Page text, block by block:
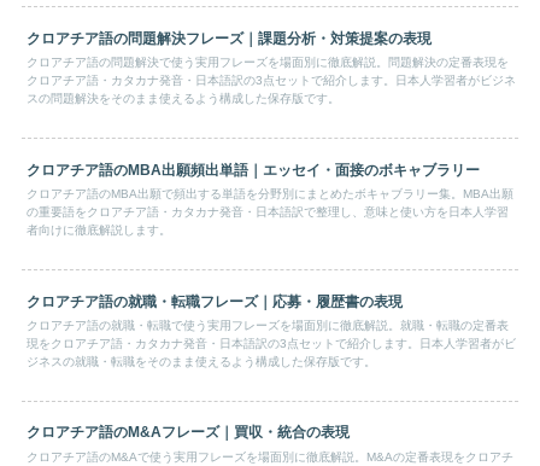
クロアチア語の問題解決フレーズ｜課題分析・対策提案の表現
クロアチア語の問題解決で使う実用フレーズを場面別に徹底解説。問題解決の定番表現を
クロアチア語・カタカナ発音・日本語訳の3点セットで紹介します。日本人学習者がビジネ
スの問題解決をそのまま使えるよう構成した保存版です。
クロアチア語のMBA出願頻出単語｜エッセイ・面接のボキャブラリー
クロアチア語のMBA出願で頻出する単語を分野別にまとめたボキャブラリー集。MBA出願
の重要語をクロアチア語・カタカナ発音・日本語訳で整理し、意味と使い方を日本人学習
者向けに徹底解説します。
クロアチア語の就職・転職フレーズ｜応募・履歴書の表現
クロアチア語の就職・転職で使う実用フレーズを場面別に徹底解説。就職・転職の定番表
現をクロアチア語・カタカナ発音・日本語訳の3点セットで紹介します。日本人学習者がビ
ジネスの就職・転職をそのまま使えるよう構成した保存版です。
クロアチア語のM&Aフレーズ｜買収・統合の表現
クロアチア語のM&Aで使う実用フレーズを場面別に徹底解説。M&Aの定番表現をクロアチ